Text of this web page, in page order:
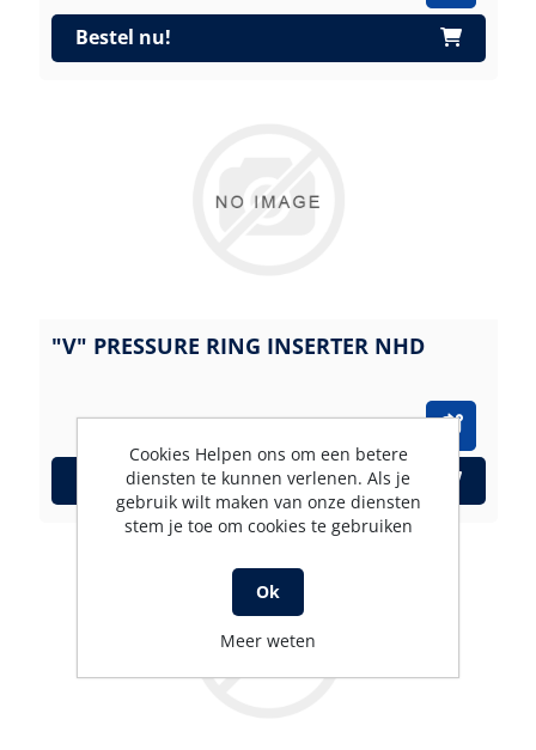
Bestel nu!
"V" PRESSURE RING INSERTER NHD
Bestel nu!
Cookies Helpen ons om een betere
diensten te kunnen verlenen. Als je
gebruik wilt maken van onze diensten
stem je toe om cookies te gebruiken
Ok
Meer weten